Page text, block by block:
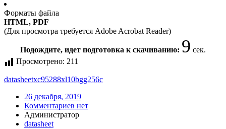
Форматы файла
HTML, PDF
(Для просмотра требуется Adobe Acrobat Reader)
Подождите, идет подготовка к скачиванию: 9 сек.
Просмотрено: 211
datasheetxc95288xl10bgg256c
26 декабря, 2019
Комментариев нет
Администратор
datasheet